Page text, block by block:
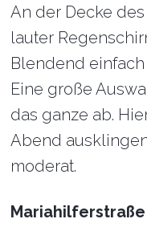
An der Decke
lauter
Blendend
Eine große
das ganze ab.
Abend
moderat.
Mariahilferstraße